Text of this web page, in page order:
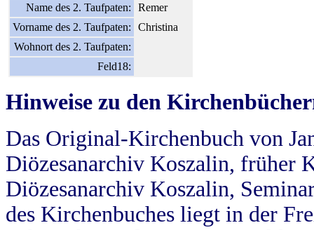
Name des 2. Taufpaten:
Remer
Vorname des 2. Taufpaten:
Christina
Wohnort des 2. Taufpaten:
Feld18:
Hinweise zu den
Das Original-Kirchenbuch von
Diözesanarchiv Koszalin, früher
Diözesanarchiv Koszalin,
des Kirchenbuches liegt in der